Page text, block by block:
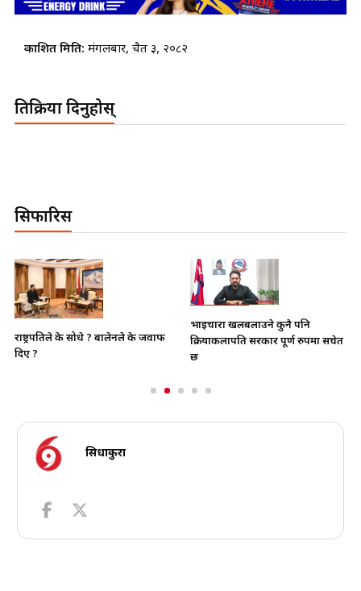
प्रकाशित मिति: मंगलबार, चैत ३, २०८२
प्रतिक्रिया दिनुहोस्
सिफारिस
राष्ट्रपतिले के सोधे ? बालेनले के जवाफ
दिए ?
भाइचारा खलबलाउने कुनै पनि
क्रियाकलापप्रति सरकार पूर्ण रुपमा सचेत
छ
सिधाकुरा